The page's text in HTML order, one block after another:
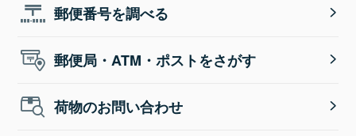
郵便番号を調べる
郵便局・ATM・ポストをさがす
荷物のお問い合わせ